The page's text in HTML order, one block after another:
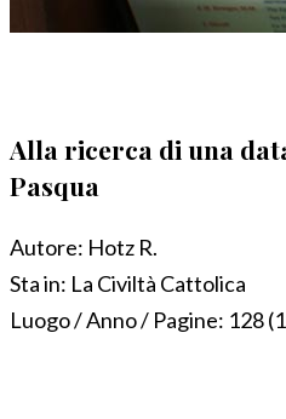
Alla ricerca di una
Pasqua
Autore: Hotz R.
Sta in: La Civiltà Cattolica
Luogo / Anno / Pagine: 128